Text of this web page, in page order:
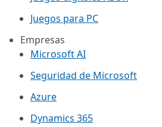
Juegos para PC
Empresas
Microsoft AI
Seguridad de Microsoft
Azure
Dynamics 365